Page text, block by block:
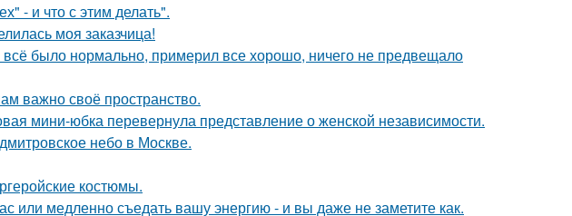
- и что с этим делать".
моя заказчица!
было нормально, примерил все хорошо, ничего не предвещало
важно своё пространство.
мини-юбка перевернула представление о женской независимости.
небо в Москве.
костюмы.
или медленно съедать вашу энергию - и вы даже не заметите как.